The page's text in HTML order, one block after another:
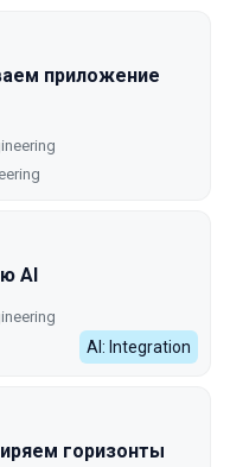
приложение
AI
AI: Integration
горизонты